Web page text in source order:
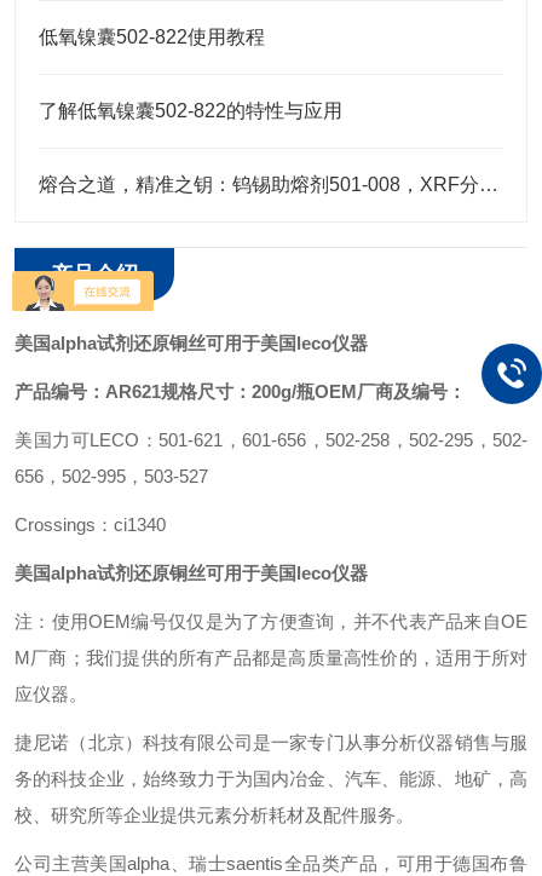
低氧镍囊502-822使用教程
了解低氧镍囊502-822的特性与应用
熔合之道，精准之钥：钨锡助熔剂501-008，XRF分析的伴侣
产品介绍
美国alpha试剂还原铜丝可用于美国leco仪器
产品编号：AR621规格尺寸：200g/瓶OEM厂商及编号：
美国力可LECO：501-621，601-656，502-258，502-295，502-
656，502-995，503-527
Crossings：ci1340
美国alpha试剂还原铜丝可用于美国leco仪器
注：使用OEM编号仅仅是为了方便查询，并不代表产品来自OE
M厂商；我们提供的所有产品都是高质量高性价的，适用于所对
应仪器。
捷尼诺（北京）科技有限公司是一家专门从事分析仪器销售与服
务的科技企业，始终致力于为国内冶金、汽车、能源、地矿，高
校、研究所等企业提供元素分析耗材及配件服务。
公司主营美国alpha、瑞士saentis全品类产品，可用于德国布鲁